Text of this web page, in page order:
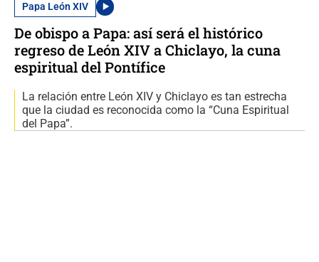
Papa León XIV
De obispo a Papa: así será el histórico
regreso de León XIV a Chiclayo, la cuna
espiritual del Pontífice
La relación entre León XIV y Chiclayo es tan estrecha
que la ciudad es reconocida como la “Cuna Espiritual
del Papa”.